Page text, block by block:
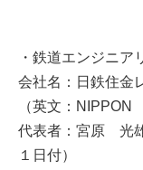
・鉄道エンジニア
会社名：日鉄住金
（英文：
代表者：宮原 光
１日付）